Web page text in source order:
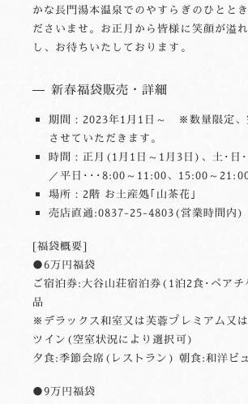
かな長門湯本温泉でのやすらぎのひとと
ださいませ。お正月から皆様に笑顔が溢
し、お待ちいたしております。
新春福袋販売・詳細
期間：2023年1月1日～ ※数量限定、
させていただきます。
時間：正月(1月1日～1月3日)、土･日
／平日･･･8:00～11:00、15:00～
場所：2階 お土産処｢山茶花｣
売店直通:0837-25-4803(営業時間内)
[福袋概要]
●6万円福袋
ご宿泊券:大谷山荘宿泊券(1泊2食･ペア
品
※デラックス和室又は芙蓉プレミアム又
ツイン(空室状況により選択可)
夕食:季節会席(レストラン) 朝食:和洋ビ
●9万円福袋